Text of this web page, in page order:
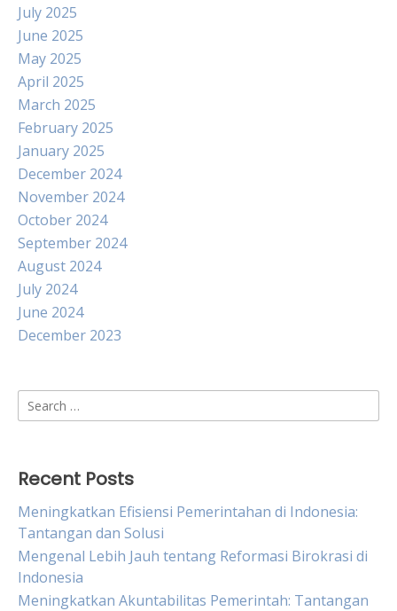
July 2025
June 2025
May 2025
April 2025
March 2025
February 2025
January 2025
December 2024
November 2024
October 2024
September 2024
August 2024
July 2024
June 2024
December 2023
Search
for:
Recent Posts
Meningkatkan Efisiensi Pemerintahan di Indonesia:
Tantangan dan Solusi
Mengenal Lebih Jauh tentang Reformasi Birokrasi di
Indonesia
Meningkatkan Akuntabilitas Pemerintah: Tantangan